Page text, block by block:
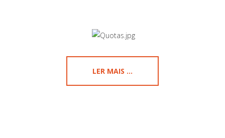
LER MAIS ...